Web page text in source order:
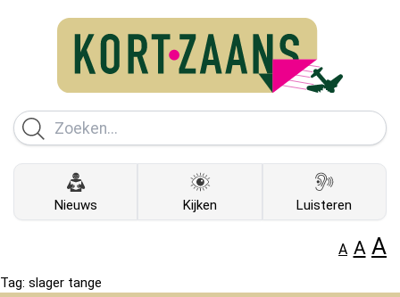
Nieuws Kijken Luisteren
A A A
Tag: slager tange